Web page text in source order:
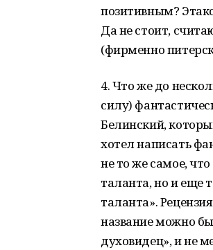
позитивным?
Да не стоит,
(фирменно
4. Что же до
силу)
Белинский,
хотел написать
не то же самое,
таланта, но и еще
таланта».
название можно
духовидец», и не